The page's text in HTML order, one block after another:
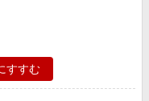
すすむ